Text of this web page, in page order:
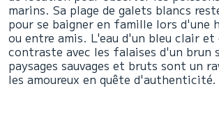
marins. Sa plage de galets blancs
pour se baigner en famille lors d'une
ou entre amis. L'eau d'un bleu clair
contraste avec les falaises d'un brun
paysages sauvages et bruts sont un
les amoureux en quête d'authenticité.